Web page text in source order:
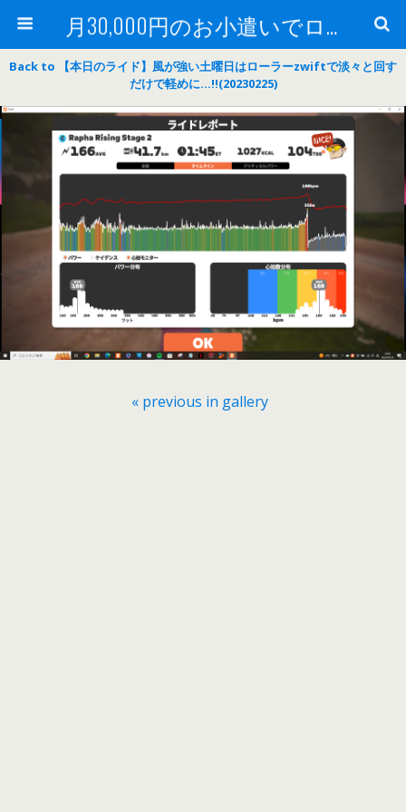
月30,000円のお小遣いでロードバイク
Back to 【本日のライド】風が強い土曜日はローラーzwiftで淡々と回す
だけで軽めに…‼(20230225)
« previous in gallery